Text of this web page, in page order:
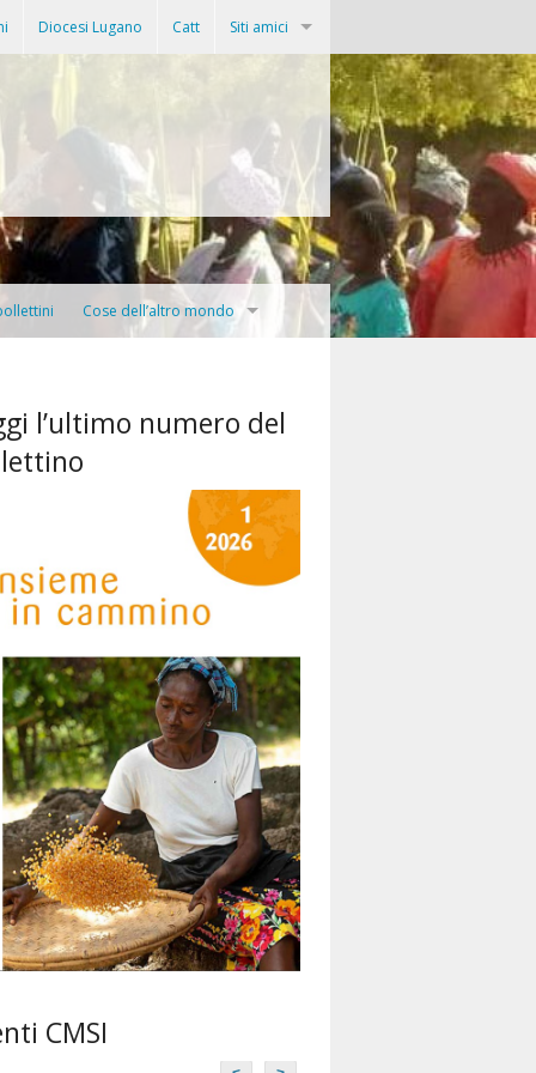
Diocesi Lugano Catt Siti amici
Associazione Mezanmi
Siti missionari delle nostre diocesi
Missio
Azione Quaresimale
AsiaNews
infaticabile
Cose dell’altro mondo
l’ultimo numero del
CMSI